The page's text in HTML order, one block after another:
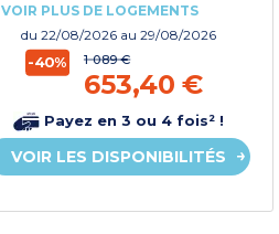
VOIR PLUS DE LOGEMENTS
du22/08/2026 au 29/08/2026
-40% 1 089 €
653,40 €
Payez en 3 ou 4 fois² !
VOIR LES DISPONIBILITÉS